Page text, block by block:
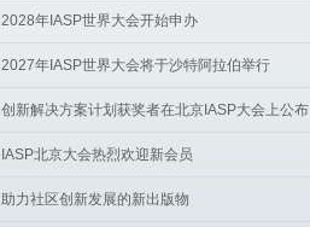
2028年IASP世界大会开始申办
2027年IASP世界大会将于沙特阿拉伯举行
​创新解决方案计划获奖者在北京IASP大会上公布
IASP北京大会热烈欢迎新会员
助力社区创新发展的新出版物